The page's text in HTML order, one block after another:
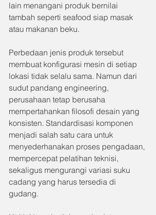
lain menangani produk bernilai
tambah seperti seafood siap masak
atau makanan beku.
Perbedaan jenis produk tersebut
membuat konfigurasi mesin di setiap
lokasi tidak selalu sama. Namun dari
sudut pandang engineering,
perusahaan tetap berusaha
mempertahankan filosofi desain yang
konsisten. Standardisasi komponen
menjadi salah satu cara untuk
menyederhanakan proses pengadaan,
mempercepat pelatihan teknisi,
sekaligus mengurangi variasi suku
cadang yang harus tersedia di
gudang.